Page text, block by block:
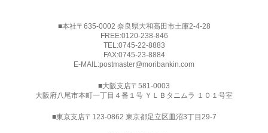
■本社〒635-0002 奈良県大和高田市土庫2-4-28
FREE:0120-238-846
TEL:0745-22-8883
FAX:0745-23-8884
E-MAIL:postmaster@moribankin.com
■大阪支店〒581-0003
大阪府八尾市本町一丁目４番１号 ＹＬＢタニムラ １０１号室
■東京支店〒123-0862 東京都足立区皿沼3丁目29-7